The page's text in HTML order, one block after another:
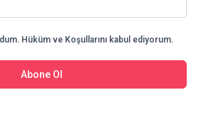
Hüküm ve Koşullarını kabul ediyorum.
Abone Ol